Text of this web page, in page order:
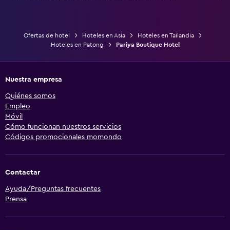
Ofertas de hotel Hoteles en Asia
Hoteles en Tailandia
Hoteles en Patong
Pariya Boutique Hotel
Nuestra empresa
Quiénes somos
Empleo
Móvil
Cómo funcionan nuestros servicios
Códigos promocionales momondo
Contactar
Ayuda/Preguntas frecuentes
Prensa